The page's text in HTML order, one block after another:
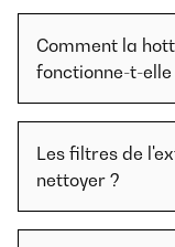
Comment la
fonctionne-t-
Les filtres de
nettoyer ?